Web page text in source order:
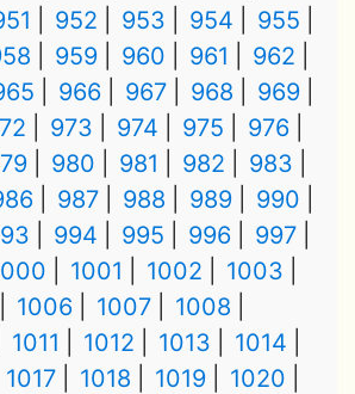
952 953 954
955
959 960 961
962
966 967 968
969
973 974 975
976
980 981 982
983
987 988 989
990
994 995 996
997
1001 1002
1003
1006 1007
1008
1011 1012 1013
1014
1017 1018 1019
1020